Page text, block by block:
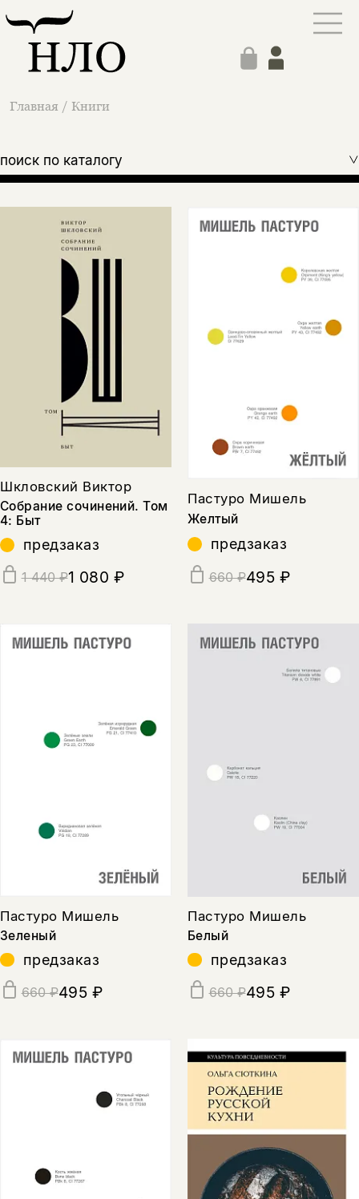
Главная / Книги
поиск по каталогу
Шкловский Виктор
Собрание сочинений. Том
4: Быт
предзаказ
1 440 ₽1 080 ₽
Пастуро Мишель
Желтый
предзаказ
660 ₽495 ₽
Пастуро Мишель
Зеленый
предзаказ
660 ₽495 ₽
Пастуро Мишель
Белый
предзаказ
660 ₽495 ₽